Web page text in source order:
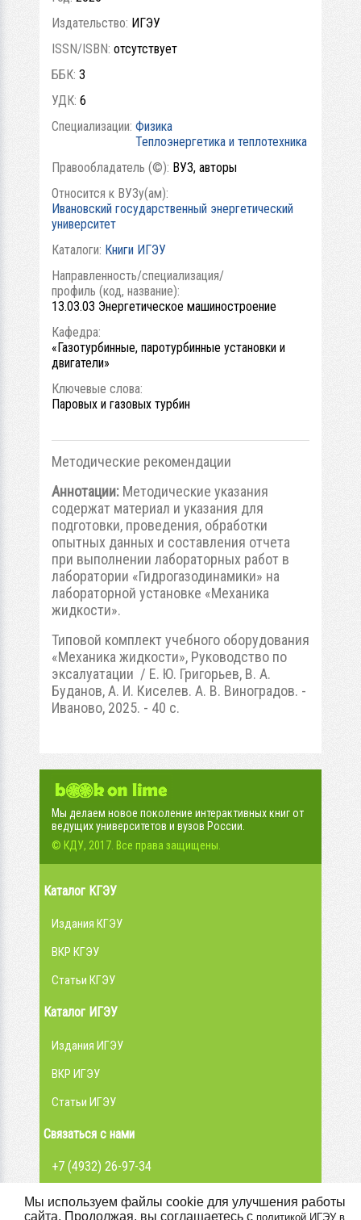
Издательство: ИГЭУ
ISSN/ISBN: отсутствует
ББК: 3
УДК: 6
Специализации: Физика
Теплоэнергетика и теплотехника
Правообладатель (©): ВУЗ, авторы
Относится к ВУЗу(ам):
Ивановский государственный энергетический
университет
Каталоги: Книги ИГЭУ
Направленность/специализация/
профиль (код, название):
13.03.03 Энергетическое машиностроение
Кафедра:
«Газотурбинные, паротурбинные установки и
двигатели»
Ключевые слова:
Паровых и газовых турбин
Методические рекомендации
Аннотации: Методические указания
содержат материал и указания для
подготовки, проведения, обработки
опытных данных и составления отчета
при выполнении лабораторных работ в
лаборатории «Гидрогазодинамики» на
лабораторной установке «Механика
жидкости».
Типовой комплект учебного оборудования
«Механика жидкости», Руководство по
эксалуатации / Е. Ю. Григорьев, В. А.
Буданов, А. И. Киселев. А. В. Виноградов. -
Иваново, 2025. - 40 с.
Мы делаем новое поколение интерактивных книг от
ведущих университетов и вузов России.
© КДУ, 2017. Все права защищены.
Каталог КГЭУ
Издания КГЭУ
ВКР КГЭУ
Статьи КГЭУ
Мы используем файлы cookie для улучшения работы
сайта. Продолжая, вы соглашаетесь с политикой ИГЭУ в
Каталог ИГЭУ
Издания ИГЭУ
ВКР ИГЭУ
Статьи ИГЭУ
Связаться с нами
+7 (4932) 26-97-34
admin@library.ispu.ru